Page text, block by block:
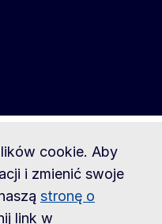
cookie. Aby
i zmienić swoje
stronę o
link w